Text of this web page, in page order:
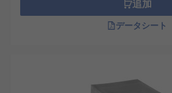
追加
データシート